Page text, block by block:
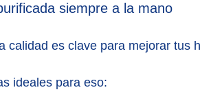
siempre a la mano
calidad es clave para mejorar tus
ideales para eso: